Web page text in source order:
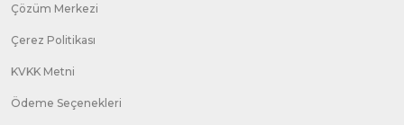
Çözüm Merkezi
Çerez Politikası
KVKK Metni
Ödeme Seçenekleri